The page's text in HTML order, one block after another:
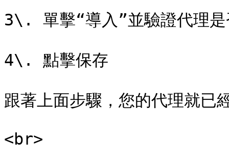
3\. 單擊“導入”並驗證代理是
4\. 點擊保存
跟著上面步驟，您的代理就已